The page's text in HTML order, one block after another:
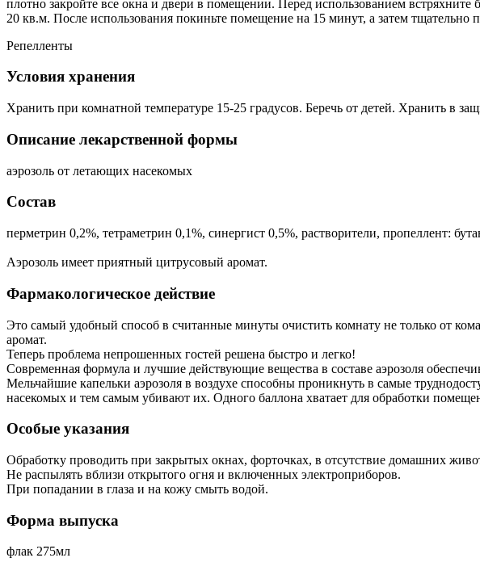
плотно закройте все окна и двери в помещении. Перед использованием
20 кв.м. После использования покиньте помещение на 15 минут, а затем тщательно
Репелленты
Условия хранения
Хранить при комнатной температуре 15-25 градусов. Беречь от детей. Хранить в
Описание лекарственной формы
аэрозоль от летающих насекомых
Состав
перметрин 0,2%, тетраметрин 0,1%, синергист 0,5%, растворители, пропеллент:
Аэрозоль имеет приятный цитрусовый аромат.
Фармакологическое действие
Это самый удобный способ в считанные минуты очистить комнату не только от
аромат.
Теперь проблема непрошенных гостей решена быстро и легко!
Современная формула и лучшие действующие вещества в составе аэрозоля
Мельчайшие капельки аэрозоля в воздухе способны проникнуть в самые
насекомых и тем самым убивают их. Одного баллона хватает для обработки
Особые указания
Обработку проводить при закрытых окнах, форточках, в отсутствие домашних
Не распылять вблизи открытого огня и включенных электроприборов.
При попадании в глаза и на кожу смыть водой.
Форма выпуска
флак 275мл